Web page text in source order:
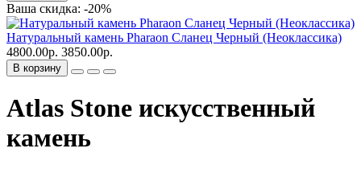
Ваша скидка: -20%
Натуральный камень Pharaon Сланец Черный (Неоклассика)
4800.00р. 3850.00р.
В корзину
Atlas Stone искусственный
камень